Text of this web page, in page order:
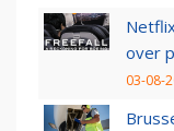
over
03-08-